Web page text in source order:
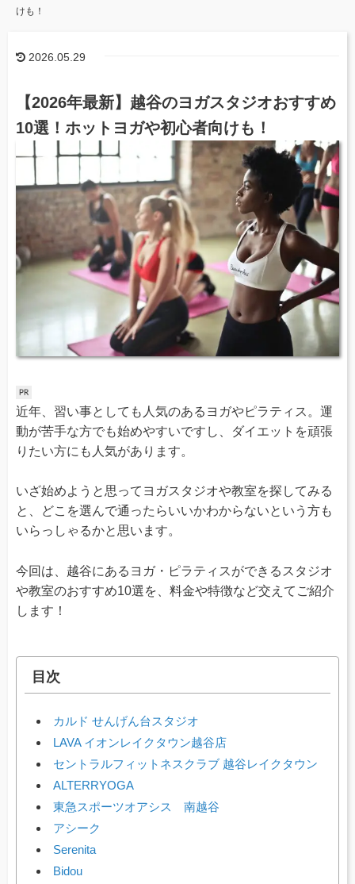
けも！
2026.05.29
【2026年最新】越谷のヨガスタジオおすすめ
10選！ホットヨガや初心者向けも！
近年、習い事としても人気のあるヨガやピラティス。運
動が苦手な方でも始めやすいですし、ダイエットを頑張
りたい方にも人気があります。
いざ始めようと思ってヨガスタジオや教室を探してみる
と、どこを選んで通ったらいいかわからないという方も
いらっしゃるかと思います。
今回は、越谷にあるヨガ・ピラティスができるスタジオ
や教室のおすすめ10選を、料金や特徴など交えてご紹介
します！
目次
カルド せんげん台スタジオ
LAVA イオンレイクタウン越谷店
セントラルフィットネスクラブ 越谷レイクタウン
ALTERRYOGA
東急スポーツオアシス 南越谷
アシーク
Serenita
Bidou